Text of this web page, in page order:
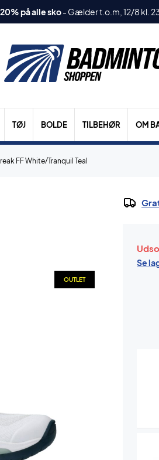
på alle sko- Gælder t.o.m, 12/8 kl.
TØJ BOLDE TILBEHØR OM
FF White/Tranquil Teal
OUTLET
Se